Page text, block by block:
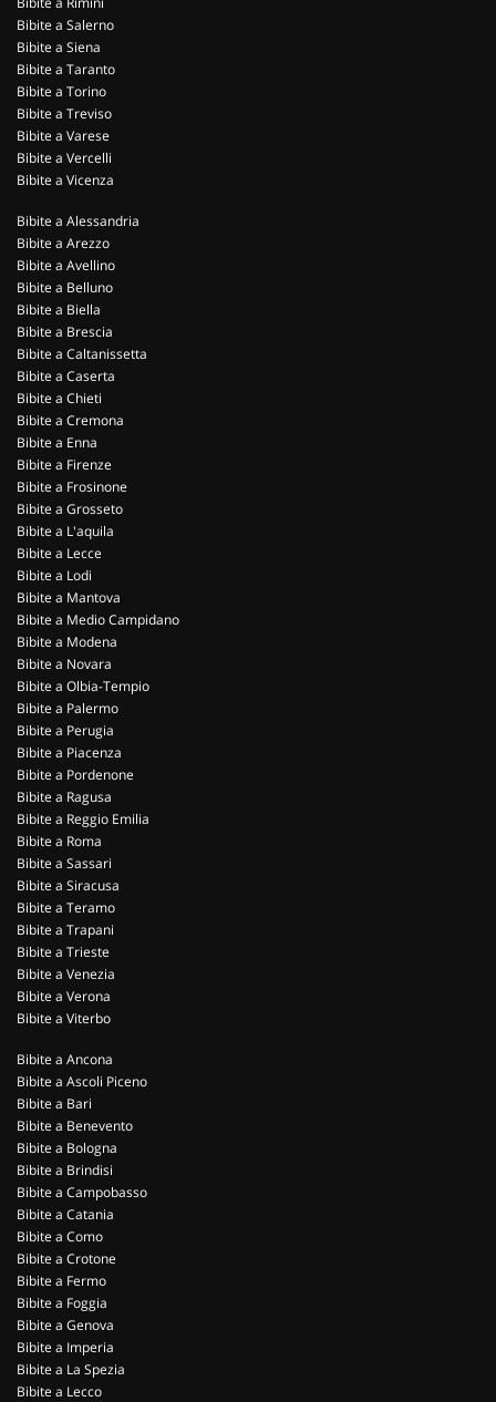
Bibite a Salerno
Bibite a Siena
Bibite a Taranto
Bibite a Torino
Bibite a Treviso
Bibite a Varese
Bibite a Vercelli
Bibite a Vicenza
Bibite a Alessandria
Bibite a Arezzo
Bibite a Avellino
Bibite a Belluno
Bibite a Biella
Bibite a Brescia
Bibite a Caltanissetta
Bibite a Caserta
Bibite a Chieti
Bibite a Cremona
Bibite a Enna
Bibite a Firenze
Bibite a Frosinone
Bibite a Grosseto
Bibite a L'aquila
Bibite a Lecce
Bibite a Lodi
Bibite a Mantova
Bibite a Medio Campidano
Bibite a Modena
Bibite a Novara
Bibite a Olbia-Tempio
Bibite a Palermo
Bibite a Perugia
Bibite a Piacenza
Bibite a Pordenone
Bibite a Ragusa
Bibite a Reggio Emilia
Bibite a Roma
Bibite a Sassari
Bibite a Siracusa
Bibite a Teramo
Bibite a Trapani
Bibite a Trieste
Bibite a Venezia
Bibite a Verona
Bibite a Viterbo
Bibite a Ancona
Bibite a Ascoli Piceno
Bibite a Bari
Bibite a Benevento
Bibite a Bologna
Bibite a Brindisi
Bibite a Campobasso
Bibite a Catania
Bibite a Como
Bibite a Crotone
Bibite a Fermo
Bibite a Foggia
Bibite a Genova
Bibite a Imperia
Bibite a La Spezia
Bibite a Lecco